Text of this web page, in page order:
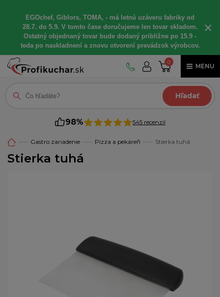
EGOchef, Giblors, TOMA, - má letnú uzáveru fabriky od
28.7. do 5.9. V tomto čase doručujeme len tovar skladom.
Ostatný objednaný tovar bude dodaný približne po 15.9 -
teda po naskladnení a znovu otvorení prevádzok výrobcov.
×
0
MENU
Hľadať
98% 545 recenzií
Gastro zariadenie Pizza a pekáreň Stierka tuhá
Stierka tuhá